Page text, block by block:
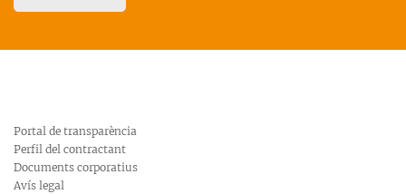
Portal de transparència
Perfil del contractant
Documents corporatius
Avís legal